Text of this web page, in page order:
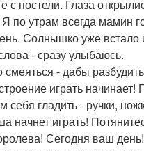
с постели. Глаза
по утрам всегда мамин
Солнышко уже встало
- сразу улыбаюсь.
смеяться - дабы
играть
гладить - ручки,
начнет играть!
Сегодня ваш